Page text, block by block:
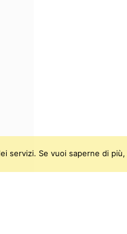
servizi. Se vuoi saperne di più,